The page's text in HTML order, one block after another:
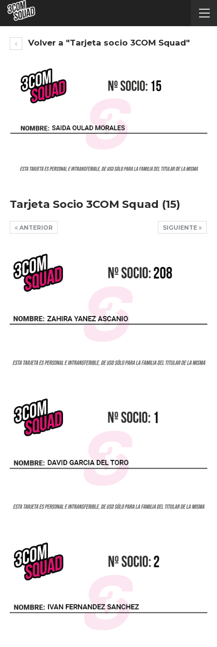
Volver a "Tarjeta socio 3COM Squad"
Tarjeta Socio 3COM Squad (15)
SIGUIENTE
ANTERIOR